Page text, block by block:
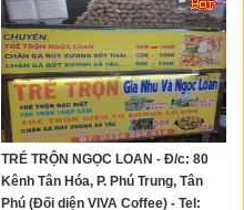
TRÉ TRỘN NGỌC LOAN - Đ/c: 80
Kênh Tân Hóa, P. Phú Trung, Tân
Phú (Đối diện VIVA Coffee) - Tel: